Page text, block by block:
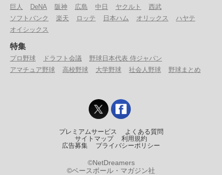
巨人 DeNA 阪神 広島 中日 ヤクルト
西武
ソフトバンク
楽天 ロッテ 日本ハム オリックス
ハヤテ
オイシックス
特集
プロ野球 ドラフト会議
野球日本代表 侍ジャパン
アマチュア野球
高校野球 大学野球 社会人野球 野球まとめ
プレミアムサービス
よくある質問
サイトマップ
利用規約
広告募集
プライバシーポリシー
©NetDreamers
©ベースボール・マガジン社